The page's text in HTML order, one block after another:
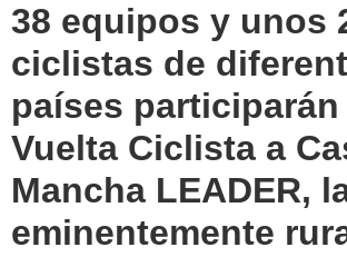
38 equipos y unos
ciclistas de
países participarán
Vuelta Ciclista a
Mancha LEADER,
eminentemente